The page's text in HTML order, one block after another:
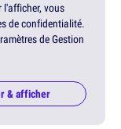
l'afficher, vous
de confidentialité.
de Gestion
& afficher